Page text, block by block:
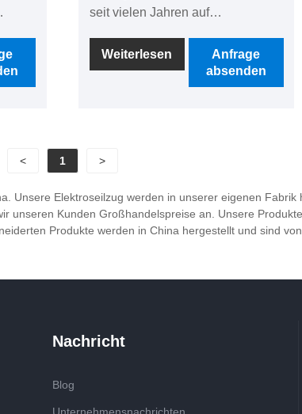
seit vielen Jahren auf
Fabrik bieten wir Preisvorteile,
OEM- und ODM-Fähigkeiten, ein
strenges Qualitätskontrollsystem
China zu werden.
Weiterlesen
Anfrage
absenden
< 1 >
Unsere Elektroseilzug werden in unserer eigenen
unseren Kunden Großhandelspreise an. Unsere
Produkte werden in China hergestellt und sind
Nachricht
Blog
Unternehmensnachrichten